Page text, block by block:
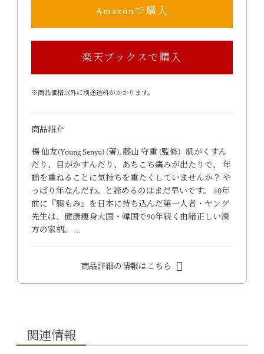
Amazonで購入
楽天ブックスで購入
※商品価格以外に別途送料がかかります。
商品紹介
楊 仙友(Young Senyu) (著), 藤山 守重 (監修) 肌がくすん
だり、目がかすんだり、あちこち痛みが出たりで、 年
齢を重ねることに気持ちを重たくしていませんか？ や
っぱり年なんだわ。と諦めるのはまだ早いです。 40年
前に『腸もみ』を日本に持ち込んだ第一人者・ヤング
先生は、健康痩身大国・韓国で90年続く由緒正しい漢
方の家柄。 …
商品詳細の情報はこちら
関連情報